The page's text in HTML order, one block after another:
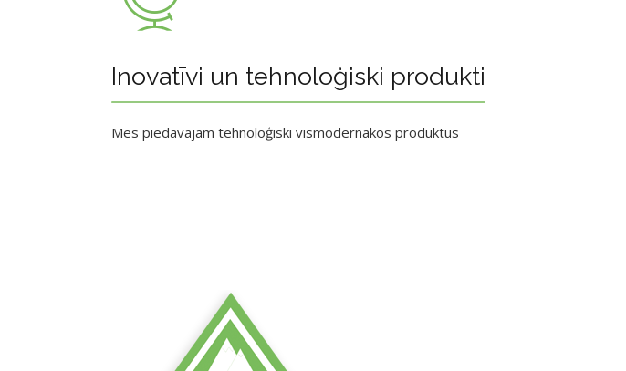
Inovatīvi un tehnoloģiski produkti
Mēs piedāvājam tehnoloģiski vismodernākos produktus